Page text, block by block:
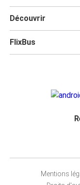
Découvrir
FlixBus
Mentions